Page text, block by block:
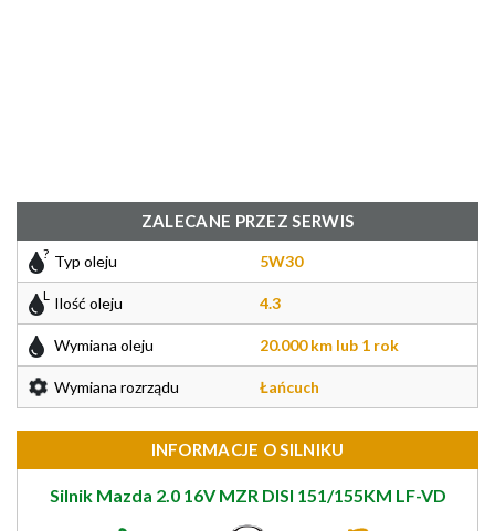
ZALECANE PRZEZ SERWIS
Typ oleju 5W30
Ilość oleju 4.3
Wymiana oleju 20.000 km lub 1 rok
Wymiana rozrządu Łańcuch
INFORMACJE O SILNIKU
Silnik Mazda 2.0 16V MZR DISI 151/155KM LF-VD